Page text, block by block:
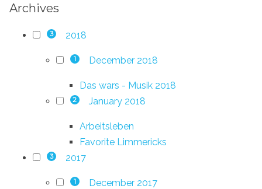
Archives
3 2018
1 December 2018
Das wars - Musik 2018
2 January 2018
Arbeitsleben
Favorite Limmericks
3 2017
1 December 2017